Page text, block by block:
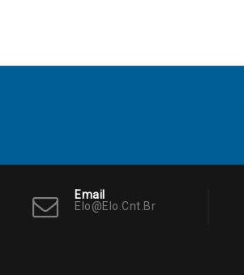
Email
Elo@elo.cnt.br